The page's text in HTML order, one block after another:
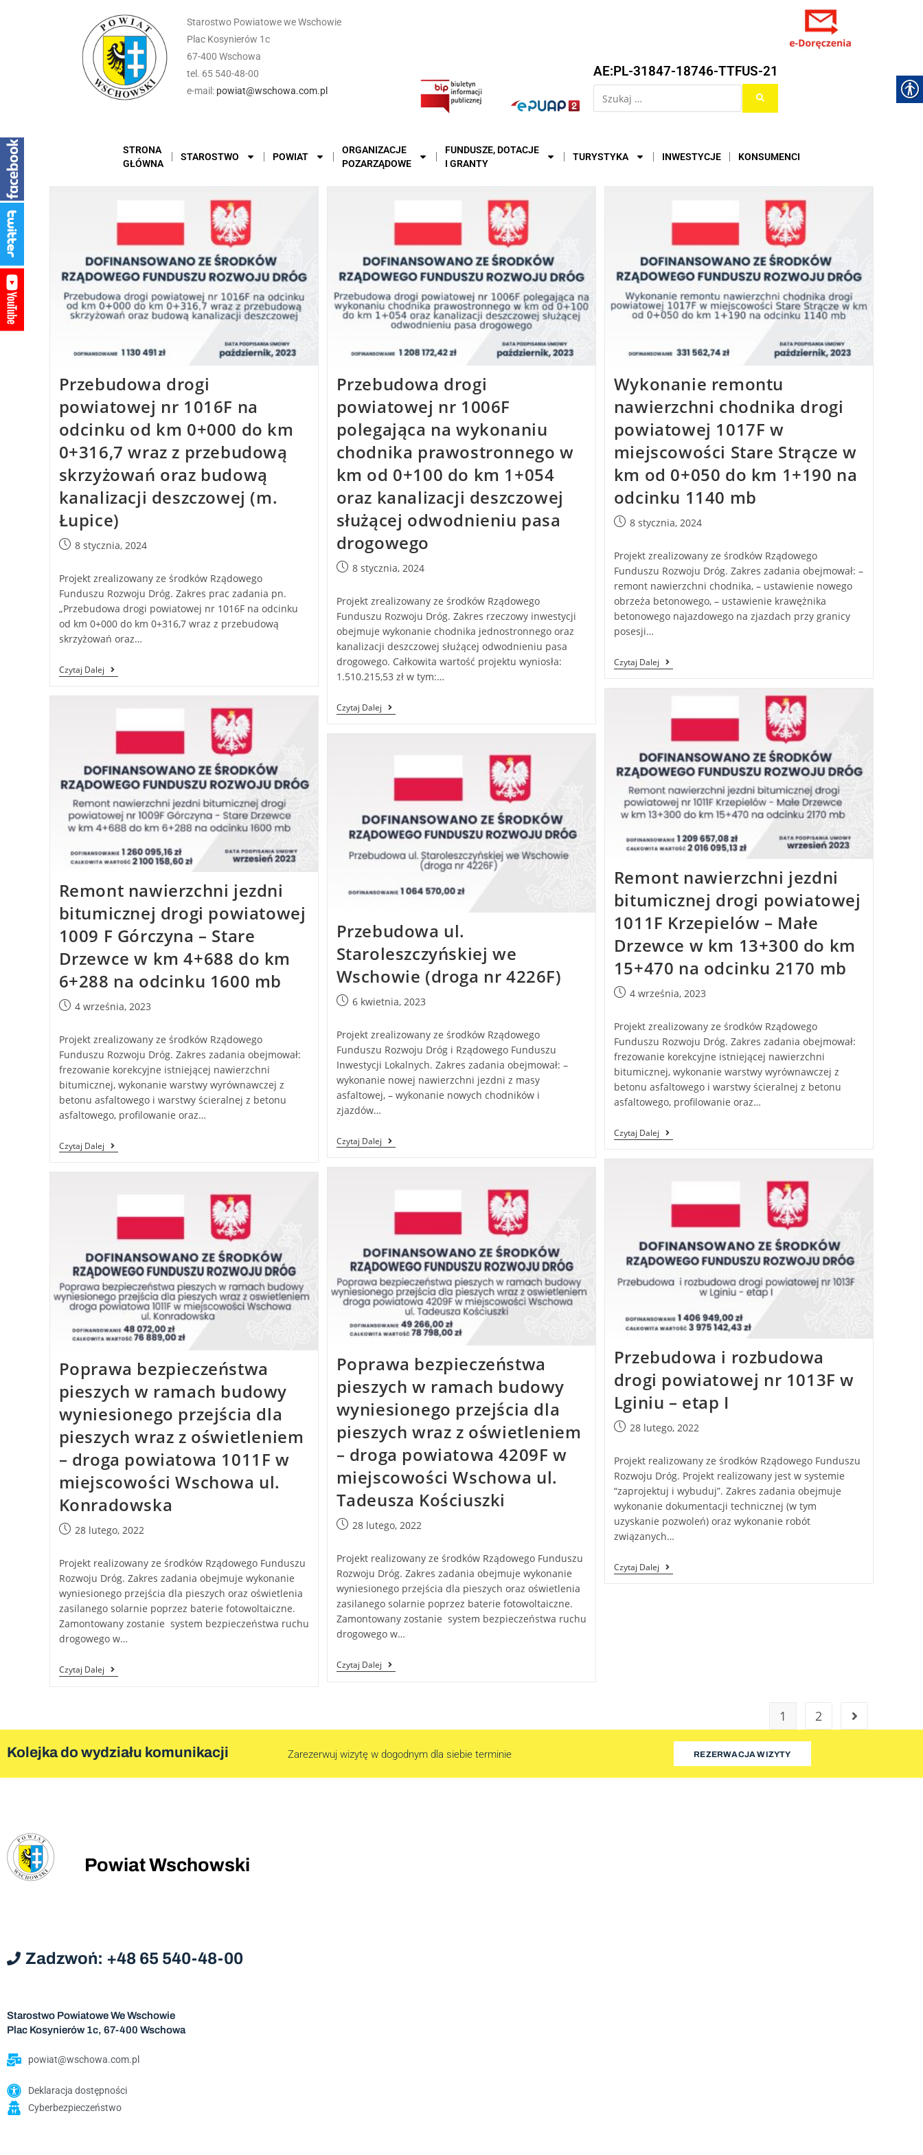
Starostwo Powiatowe we Wschowie
Plac Kosynierów 1c
67-400 Wschowa
tel. 65 540-48-00
e-mail: powiat@wschowa.com.pl
AE:PL-31847-18746-TTFUS-21
STRONA
GŁÓWNA
STAROSTWO POWIAT
ORGANIZACJE
POZARZĄDOWE
FUNDUSZE, DOTACJE
I GRANTY
TURYSTYKA INWESTYCJE KONSUMENCI
Przebudowa drogi
powiatowej nr 1016F na
odcinku od km 0+000 do km
0+316,7 wraz z przebudową
skrzyżowań oraz budową
kanalizacji deszczowej (m.
Łupice)
8 stycznia, 2024
Projekt zrealizowany ze środków Rządowego
Funduszu Rozwoju Dróg. Zakres prac zadania pn.
„Przebudowa drogi powiatowej nr 1016F na odcinku
od km 0+000 do km 0+316,7 wraz z przebudową
skrzyżowań oraz…
Czytaj Dalej
Przebudowa drogi
powiatowej nr 1006F
polegająca na wykonaniu
chodnika prawostronnego w
km od 0+100 do km 1+054
oraz kanalizacji deszczowej
służącej odwodnieniu pasa
drogowego
8 stycznia, 2024
Projekt zrealizowany ze środków Rządowego
Funduszu Rozwoju Dróg. Zakres rzeczowy inwestycji
obejmuje wykonanie chodnika jednostronnego oraz
kanalizacji deszczowej służącej odwodnieniu pasa
drogowego. Całkowita wartość projektu wyniosła:
1.510.215,53 zł w tym:…
Czytaj Dalej
Wykonanie remontu
nawierzchni chodnika drogi
powiatowej 1017F w
miejscowości Stare Strącze w
km od 0+050 do km 1+190 na
odcinku 1140 mb
8 stycznia, 2024
Projekt zrealizowany ze środków Rządowego
Funduszu Rozwoju Dróg. Zakres zadania obejmował: –
remont nawierzchni chodnika, – ustawienie nowego
obrzeża betonowego, – ustawienie krawężnika
betonowego najazdowego na zjazdach przy granicy
posesji…
Czytaj Dalej
Remont nawierzchni jezdni
bitumicznej drogi powiatowej
1011F Krzepielów – Małe
Drzewce w km 13+300 do km
15+470 na odcinku 2170 mb
4 września, 2023
Projekt zrealizowany ze środków Rządowego
Funduszu Rozwoju Dróg. Zakres zadania obejmował:
frezowanie korekcyjne istniejącej nawierzchni
bitumicznej, wykonanie warstwy wyrównawczej z
betonu asfaltowego i warstwy ścieralnej z betonu
asfaltowego, profilowanie oraz…
Czytaj Dalej
Remont nawierzchni jezdni
bitumicznej drogi powiatowej
1009 F Górczyna – Stare
Drzewce w km 4+688 do km
6+288 na odcinku 1600 mb
4 września, 2023
Projekt zrealizowany ze środków Rządowego
Funduszu Rozwoju Dróg. Zakres zadania obejmował:
frezowanie korekcyjne istniejącej nawierzchni
bitumicznej, wykonanie warstwy wyrównawczej z
betonu asfaltowego i warstwy ścieralnej z betonu
asfaltowego, profilowanie oraz…
Czytaj Dalej
Przebudowa ul.
Staroleszczyńskiej we
Wschowie (droga nr 4226F)
6 kwietnia, 2023
Projekt zrealizowany ze środków Rządowego
Funduszu Rozwoju Dróg i Rządowego Funduszu
Inwestycji Lokalnych. Zakres zadania obejmował: –
wykonanie nowej nawierzchni jezdni z masy
asfaltowej, – wykonanie nowych chodników i
zjazdów…
Czytaj Dalej
Przebudowa i rozbudowa
drogi powiatowej nr 1013F w
Lginiu – etap I
28 lutego, 2022
Projekt realizowany ze środków Rządowego Funduszu
Rozwoju Dróg. Projekt realizowany jest w systemie
“zaprojektuj i wybuduj”. Zakres zadania obejmuje
wykonanie dokumentacji technicznej (w tym
uzyskanie pozwoleń) oraz wykonanie robót
związanych…
Czytaj Dalej
Poprawa bezpieczeństwa
pieszych w ramach budowy
wyniesionego przejścia dla
pieszych wraz z oświetleniem
– droga powiatowa 4209F w
miejscowości Wschowa ul.
Tadeusza Kościuszki
28 lutego, 2022
Projekt realizowany ze środków Rządowego Funduszu
Rozwoju Dróg. Zakres zadania obejmuje wykonanie
wyniesionego przejścia dla pieszych oraz oświetlenia
zasilanego solarnie poprzez baterie fotowoltaiczne.
Zamontowany zostanie system bezpieczeństwa ruchu
drogowego w…
Czytaj Dalej
Poprawa bezpieczeństwa
pieszych w ramach budowy
wyniesionego przejścia dla
pieszych wraz z oświetleniem
– droga powiatowa 1011F w
miejscowości Wschowa ul.
Konradowska
28 lutego, 2022
Projekt realizowany ze środków Rządowego Funduszu
Rozwoju Dróg. Zakres zadania obejmuje wykonanie
wyniesionego przejścia dla pieszych oraz oświetlenia
zasilanego solarnie poprzez baterie fotowoltaiczne.
Zamontowany zostanie system bezpieczeństwa ruchu
drogowego w…
Czytaj Dalej
1 2
Kolejka do wydziału komunikacji Zarezerwuj wizytę w dogodnym dla siebie terminie REZERWACJA WIZYTY
Powiat Wschowski
Zadzwoń: +48 65 540-48-00
Starostwo Powiatowe We Wschowie
Plac Kosynierów 1c, 67-400 Wschowa
powiat@wschowa.com.pl
Deklaracja dostępności
Cyberbezpieczeństwo